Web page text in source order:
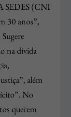
SEDES (CNI
30 anos”,
na dívida
além
No
querem